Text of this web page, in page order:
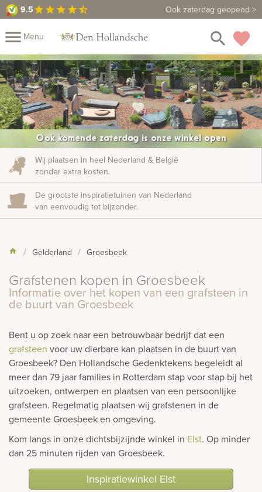
9.5star star star star star_half Ook zaterdag geopend >
9.5 Maak een vrijblijvende afspraak
menu Menu favorite
Mijn
Fotomap
search
close
Home
Assortiment
Fotoboek
Informatie
Prijzen
ons
Duurzaamheid Winkels Contact
ook:
Komende zaterdag: Extra inspiratiedagenarrow_forward
Ook komende zaterdag is onze winkel open
Wij plaatsen in heel Nederland & België
zonder extra kosten.
De grootste inspiratietuinen van Nederland
van eenvoudig tot bijzonder.
Gelderland Groesbeek
Grafstenen kopen in Groesbeek
Informatie over het kopen van een grafsteen in
de buurt van Groesbeek
Bent u op zoek naar een betrouwbaar bedrijf dat een
grafsteen voor uw dierbare kan plaatsen in de buurt van
Groesbeek? Den Hollandsche Gedenktekens begeleidt al
meer dan 79 jaar families in Rotterdam stap voor stap bij het
uitzoeken, ontwerpen en plaatsen van een persoonlijke
grafsteen. Regelmatig plaatsen wij grafstenen in de
gemeente Groesbeek en omgeving.
Kom langs in onze dichtsbijzijnde winkel in Elst. Op minder
dan 25 minuten rijden van Groesbeek.
Inspiratiewinkel Elst